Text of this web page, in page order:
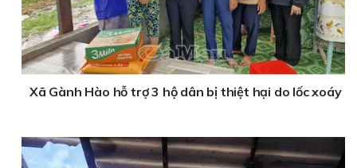
Xã Gành Hào hỗ trợ 3 hộ dân bị thiệt hại do lốc xoáy